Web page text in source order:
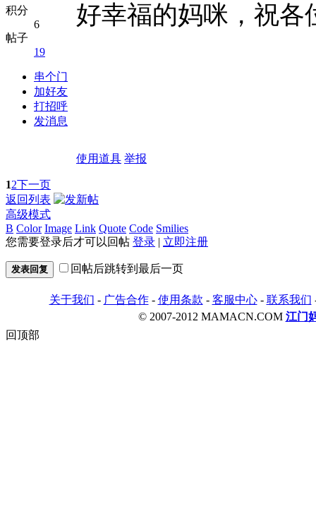
积分
6
帖子
19
串个门
加好友
打招呼
发消息
好幸福的妈咪，祝各
使用道具 举报
12下一页
返回列表
高级模式
B Color Image Link Quote Code Smilies
您需要登录后才可以回帖 登录 | 立即注册
发表回复 回帖后跳转到最后一页
关于我们 - 广告合作- 使用条款 - 客服中心- 联系我们
© 2007-2012 MAMACN.COM 江门
回顶部